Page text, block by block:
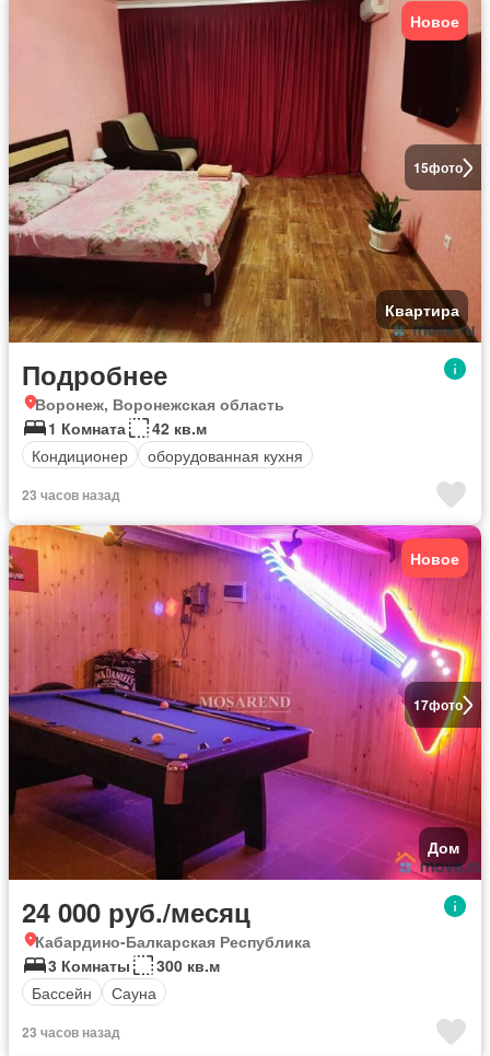
15фото
Новое
Квартира
Подробнее
Воронеж, Воронежская область
1 Комната
42 кв.м
Кондиционер
оборудованная кухня
23 часов назад
17фото
Новое
Дом
24 000 руб./месяц
Кабардино-Балкарская Республика
3 Комнаты
300 кв.м
Бассейн
Сауна
23 часов назад